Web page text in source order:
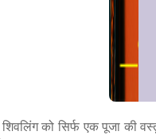
शिवलिंग को सिर्फ एक पूजा की